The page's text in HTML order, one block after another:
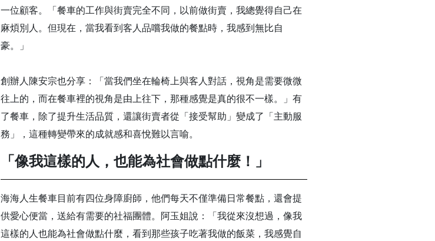
一位顧客。「餐車的工作與街賣完全不同，以前做街賣，我總覺得自己在
麻煩別人。但現在，當我看到客人品嚐我做的餐點時，我感到無比自
豪。」
創辦人陳安宗也分享：「當我們坐在輪椅上與客人對話，視角是需要微微
往上的，而在餐車裡的視角是由上往下，那種感覺是真的很不一樣。」有
了餐車，除了提升生活品質，還讓街賣者從「接受幫助」變成了「主動服
務」，這種轉變帶來的成就感和喜悅難以言喻。
「像我這樣的人，也能為社會做點什麼！」
海海人生餐車目前有四位身障廚師，他們每天不僅準備日常餐點，還會提
供愛心便當，送給有需要的社福團體。阿玉姐說：「我從來沒想過，像我
這樣的人也能為社會做點什麼，看到那些孩子吃著我做的飯菜，我感覺自